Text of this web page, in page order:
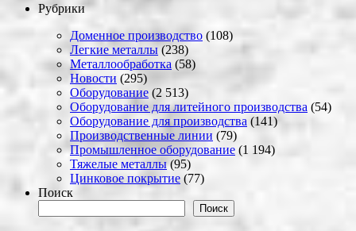
Рубрики
Доменное производство (108)
Легкие металлы (238)
Металлообработка (58)
Новости (295)
Оборудование (2 513)
Оборудование для литейного производства (54)
Оборудование для производства (141)
Производственные линии (79)
Промышленное оборудование (1 194)
Тяжелые металлы(95)
Цинковое покрытие (77)
Поиск
Поиск